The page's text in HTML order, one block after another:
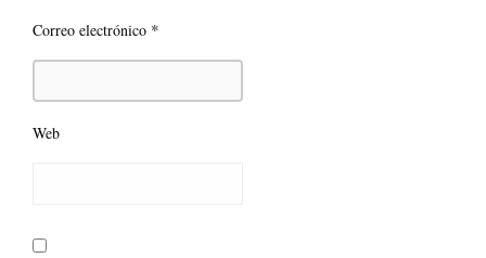
Correo electrónico *
Web